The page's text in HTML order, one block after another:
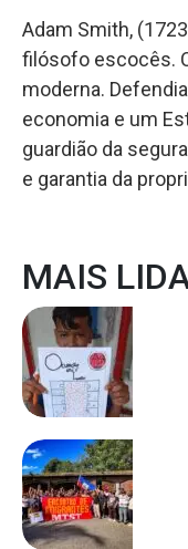
Adam Smith,
filósofo escocês.
moderna.
economia e um
guardião da
e garantia da
MAIS